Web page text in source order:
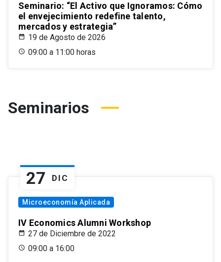
Seminario: “El Activo que Ignoramos: Cómo
el envejecimiento redefine talento,
mercados y estrategia”
19 de Agosto de 2026
09:00 a 11:00 horas
Seminarios
27 DIC
Microeconomía Aplicada
IV Economics Alumni Workshop
27 de Diciembre de 2022
09:00 a 16:00